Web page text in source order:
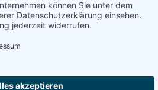
wenn nicht anders angegeben.